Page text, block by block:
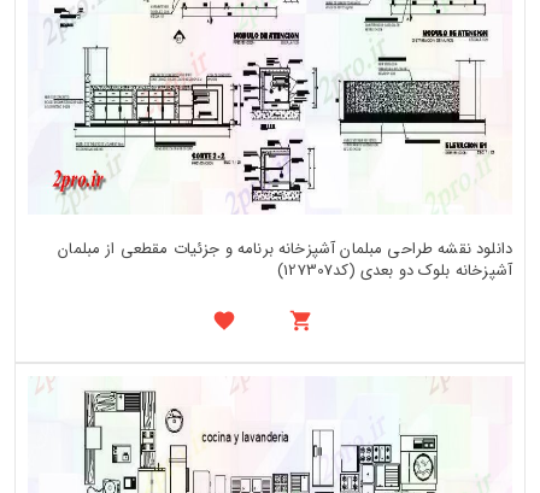
دانلود نقشه طراحی مبلمان آشپزخانه برنامه و جزئیات مقطعی از مبلمان
آشپزخانه بلوک دو بعدی (کد127307)